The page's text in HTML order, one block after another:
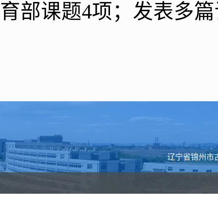
育部课题4项；发表多
辽宁省锦州市